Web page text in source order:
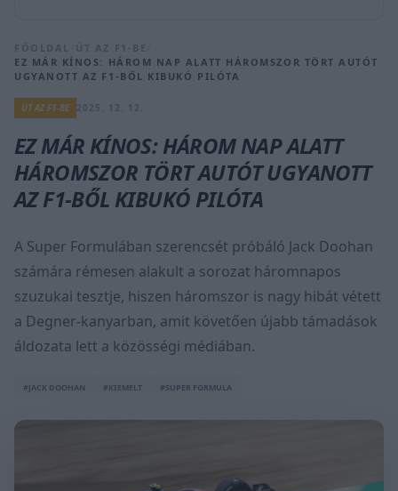
FŐOLDAL ÚT AZ F1-BE
EZ MÁR KÍNOS: HÁROM NAP ALATT HÁROMSZOR TÖRT AUTÓT
UGYANOTT AZ F1-BŐL KIBUKÓ PILÓTA
ÚT AZ F1-BE
EZ MÁR KÍNOS: HÁROM NAP ALATT
HÁROMSZOR TÖRT AUTÓT UGYANOTT
AZ F1-BŐL KIBUKÓ PILÓTA
A Super Formulában szerencsét próbáló Jack Doohan
számára rémesen alakult a sorozat háromnapos
szuzukai tesztje, hiszen háromszor is nagy hibát vétett
a Degner-kanyarban, amit követően újabb támadások
áldozata lett a közösségi médiában.
#JACK DOOHAN #KIEMELT #SUPER FORMULA